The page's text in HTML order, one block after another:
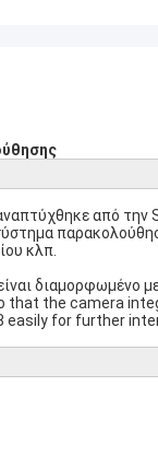
από την
κλπ.
διαμορφωμένο
that the camera
for further